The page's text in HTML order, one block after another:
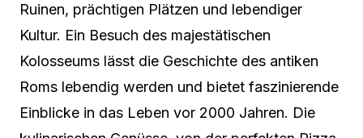
Ruinen, prächtigen Plätzen und lebendiger
Kultur. Ein Besuch des majestätischen
Kolosseums lässt die Geschichte des antiken
Roms lebendig werden und bietet faszinierende
Einblicke in das Leben vor 2000 Jahren. Die